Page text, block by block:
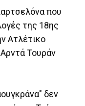
που
της 18ης
Ατλέτικο
Τουράν
δεν